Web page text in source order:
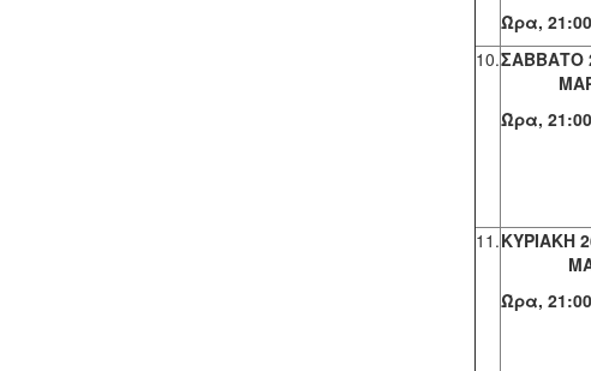
Ώρα, 21:00
10.ΣΑΒΒΑΤΟ
Ώρα, 21:00
11.ΚΥΡΙΑΚΗ
Ώρα, 21:00